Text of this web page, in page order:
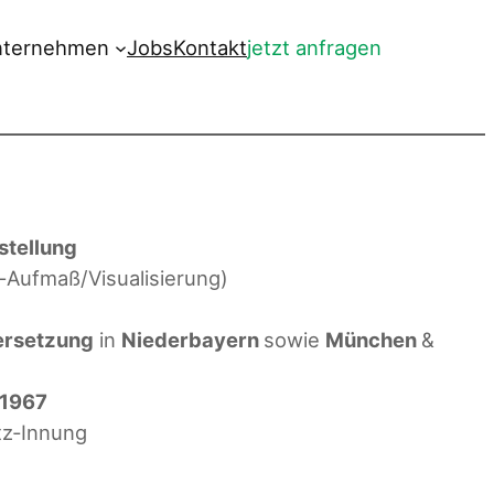
JobsKontaktjetzt anfragen
Aufmaß/Visualisierung)
in Niederbayern sowie München &